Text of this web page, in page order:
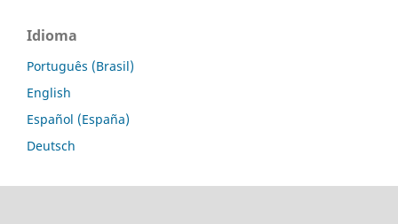
Idioma
Português (Brasil)
English
Español (España)
Deutsch